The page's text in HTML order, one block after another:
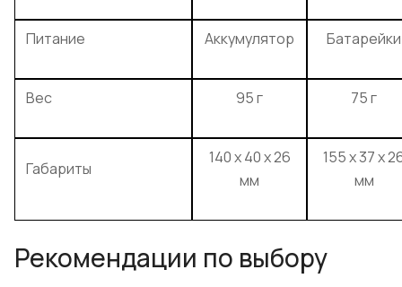
Питание Аккумулятор Батарейки
Вес 95 г 75 г
Габариты
140 x 40 x 26
мм
155 x 37 x
мм
Рекомендации по выбору